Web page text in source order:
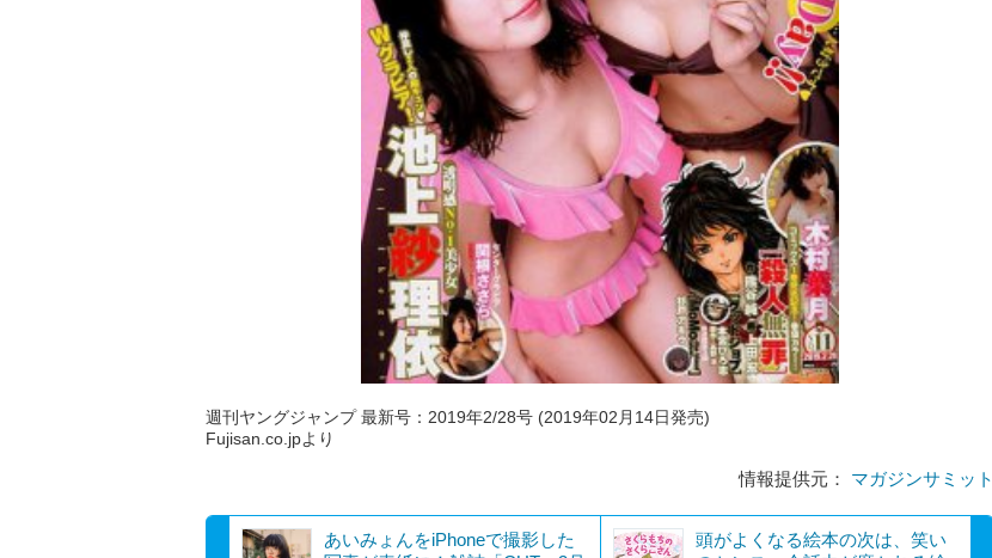
週刊ヤングジャンプ 最新号：2019年2/28号 (2019年02月14日発売)
Fujisan.co.jpより
情報提供元： マガジンサミット
あいみょんをiPhoneで撮影した
頭がよくなる絵本の次は、笑い